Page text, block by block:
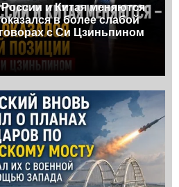
и Китая меняются
в более слабой
с Си Цзиньпином